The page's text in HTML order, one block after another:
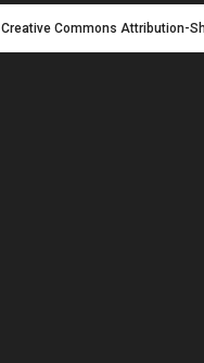
Creative Commons Attribution-